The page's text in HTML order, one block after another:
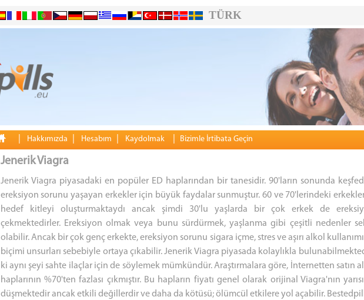
TÜRK
Hakkımızda Hesabım Kaydolmak Bizimle İrtibata Geçin
Jenerik Viagra
Jenerik Viagra piyasadaki en popüler ED haplarından bir tanesidir. 90'ların sonunda
ereksiyon sorunu yaşayan erkekler için büyük faydalar sunmuştur. 60 ve 70'lerindeki
hedef kitleyi oluşturmaktaydı ancak şimdi 30'lu yaşlarda bir çok erkek de
çekmektedirler. Ereksiyon olmak veya bunu sürdürmek, yaşlanma gibi çeşitli nedenler
olabilir. Ancak bir çok genç erkekte, ereksiyon sorunu sigara içme, stres ve aşırı alkol
biçimi unsurları sebebiyle ortaya çıkabilir. Jenerik Viagra piyasada kolaylıkla
ki aynı şeyi sahte ilaçlar için de söylemek mümkündür. Araştırmalara göre, İnternetten satın
haplarının %70'ten fazlası çıkmıştır. Bu hapların fiyatı genel olarak orijinal Viagra'nın
düşmektedir ancak etkili değillerdir ve daha da kötüsü; ölümcül etkilere yol açabilir.